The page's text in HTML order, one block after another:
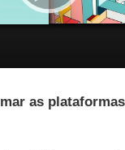
as
20 de out. de 2022